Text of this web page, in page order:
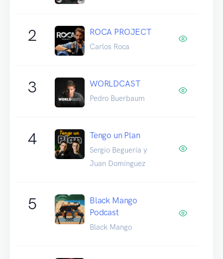
2 ROCA PROJECT
Carlos Roca
3 WORLDCAST
Pedro Buerbaum
4 Tengo un Plan
Sergio Beguería y
Juan Domínguez
5
Black Mango
Podcast
Black Mango